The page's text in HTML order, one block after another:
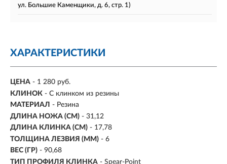
ул. Большие Каменщики, д. 6, стр. 1)
ХАРАКТЕРИСТИКИ
ЦЕНА - 1 280 руб.
КЛИНОК - С клинком из резины
МАТЕРИАЛ - Резина
ДЛИНА НОЖА (СМ) - 31,12
ДЛИНА КЛИНКА (СМ) - 17,78
ТОЛЩИНА ЛЕЗВИЯ (ММ) - 6
ВЕС (ГР) - 90,68
ТИП ПРОФИЛЯ КЛИНКА - Spear-Point